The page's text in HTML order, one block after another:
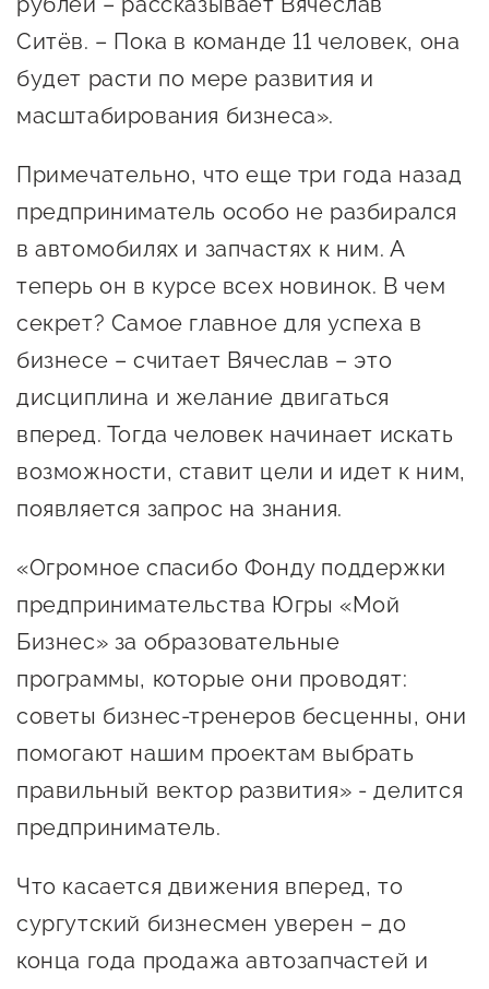
социальной сфере
О центре
Обучающие
мероприятия
Поддержка центра
Онлайн-витрина
Экскурсии на
Центр поддержки экспорта
Справочник
предпринимателя
Органы власти
Интерактивные сервисы
Каталог маркетплейсов
Каталог креативной
продукции
Госзакупки для малого
Инвестору
Самозанятому
Новости УФНС
Каталог грантов
предпринимателей
Сообщить о нарушении
АвтоУСН
Иностранным гражданам
Ситёв. – Пока в команде 11 человек, она
будет расти по мере развития и
масштабирования бизнеса».
Примечательно, что еще три года назад
предприниматель особо не разбирался
в автомобилях и запчастях к ним. А
теперь он в курсе всех новинок. В чем
секрет? Самое главное для успеха в
бизнесе – считает Вячеслав – это
дисциплина и желание двигаться
вперед. Тогда человек начинает искать
возможности, ставит цели и идет к ним,
появляется запрос на знания.
«Огромное спасибо Фонду поддержки
предпринимательства Югры «Мой
Бизнес» за образовательные
программы, которые они проводят:
советы бизнес-тренеров бесценны, они
помогают нашим проектам выбрать
правильный вектор развития» - делится
предприниматель.
Что касается движения вперед, то
сургутский бизнесмен уверен – до
конца года продажа автозапчастей и